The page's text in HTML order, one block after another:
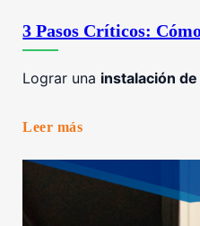
3 Pasos Críticos:
Lograr una instalación
Leer más